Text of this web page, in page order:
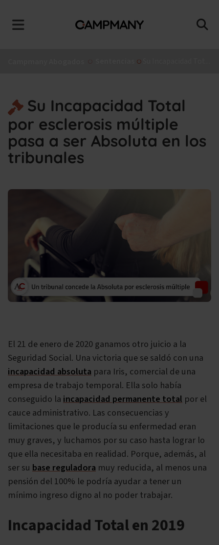
Su Incapacidad Total
por esclerosis múltiple
pasa a ser Absoluta en los
tribunales
El 21 de enero de 2020 ganamos otro juicio a la
Seguridad Social. Una victoria que se saldó con una
incapacidad absoluta para Iris, comercial de una
empresa de trabajo temporal. Ella solo había
conseguido la incapacidad permanente total por el
cauce administrativo. Las consecuencias y
limitaciones que le producía su enfermedad eran
muy graves, y luchamos por su caso hasta lograr lo
que ella necesitaba en realidad. Porque, además, al
ser su base reguladora muy reducida, al menos una
pensión del 100% le podría ayudar a tener un
mínimo ingreso digno al no poder trabajar.
Incapacidad Total en 2019